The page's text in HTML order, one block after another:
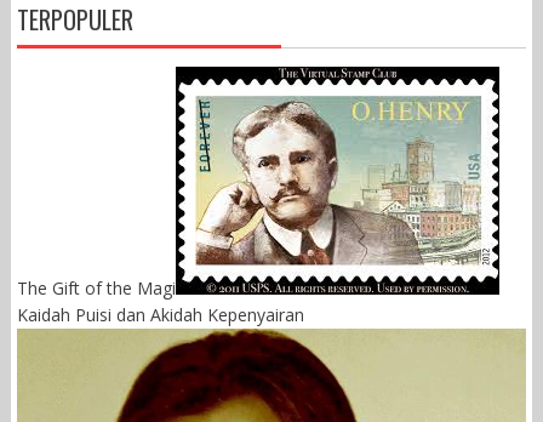
TERPOPULER
The Gift of the Magi
Kaidah Puisi dan Akidah Kepenyairan